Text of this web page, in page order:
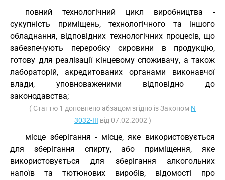
повний технологічний цикл виробництва -
сукупність приміщень, технологічного та іншого
обладнання, відповідних технологічних процесів, що
забезпечують переробку сировини в продукцію,
готову для реалізації кінцевому споживачу, а також
лабораторій, акредитованих органами виконавчої
влади, уповноваженими відповідно до
законодавства;
( Статтю 1 доповнено абзацом згідно із Законом N
3032-III від 07.02.2002 )
місце зберігання - місце, яке використовується
для зберігання спирту, або приміщення, яке
використовується для зберігання алкогольних
напоїв та тютюнових виробів, відомості про